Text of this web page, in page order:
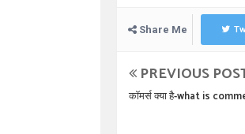
Share Me
PREVIOUS
कॉमर्स क्या है-what is